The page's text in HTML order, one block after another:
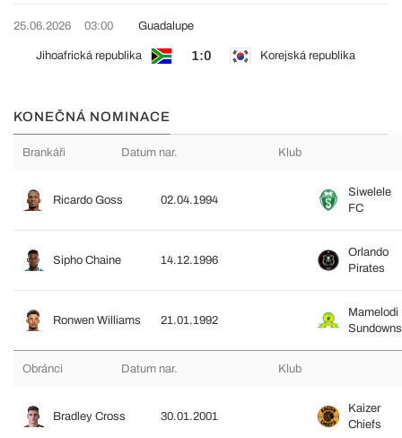
25.06.2026 03:00
Jihoafrická republika 1:0 Korejská republika
Guadalupe
KONEČNÁ NOMINACE
Brankáři Datum nar. Klub
Ricardo Goss 02.04.1994
Siwelele
FC
Sipho Chaine 14.12.1996
Orlando
Pirates
Ronwen Williams 21.01.1992
Mamelodi
Sundowns
Obránci Datum nar. Klub
Bradley Cross 30.01.2001
Kaizer
Chiefs